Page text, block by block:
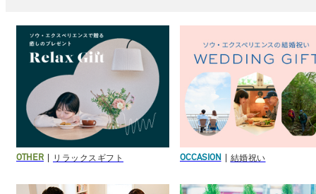
OTHER リラックスギフト OCCASION 結婚祝い